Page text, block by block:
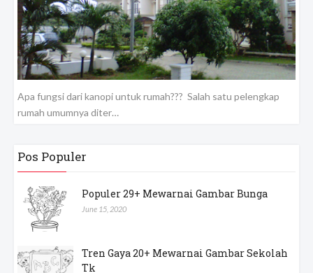
Apa fungsi dari kanopi untuk rumah??? Salah satu pelengkap
rumah umumnya diter…
Pos Populer
Populer 29+ Mewarnai Gambar Bunga
June 15, 2020
Tren Gaya 20+ Mewarnai Gambar Sekolah
Tk